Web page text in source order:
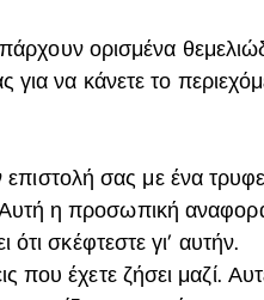
ορισμένα
να κάνετε το
επιστολή σας με ένα
η προσωπική
ότι σκέφτεστε γι’ αυτήν.
που έχετε ζήσει μαζί.